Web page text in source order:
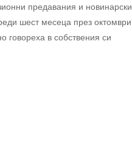
предавания и новинарски
шест месеца през октомври
говореха в собствения си